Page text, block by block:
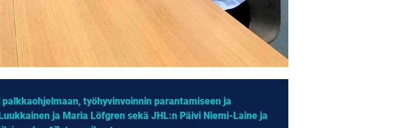
työhyvinvoinnin parantamiseen ja
ja Maria Löfgren sekä JHL:n Päivi Niemi-Laine ja